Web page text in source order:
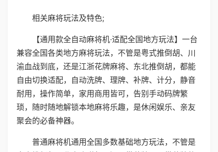
相关麻将玩法及特色;
【通用款全自动麻将机·适配全国地方玩法】一台
兼容全国各类地方麻将玩法，不管是粤式推倒胡、川
渝血战到底，还是江浙花牌麻将、东北推倒胡，都能
自由切换适配，自动洗牌、理牌、补牌、计分，静音
耐用，操作简单，家用商用皆可，告别手动码牌繁
琐，随时随地解锁本地麻将乐趣，是休闲娱乐、亲友
聚会的必备神器。
普通麻将机通用全国多数基础地方玩法，不管是